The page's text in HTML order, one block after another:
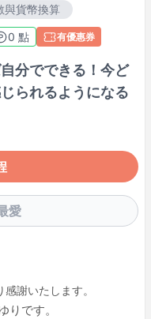
與貨幣換算
0 點 有優惠券
分でできる！今ど
られるようになる
愛
謝いたします。
りです。